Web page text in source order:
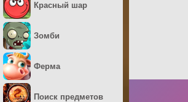
Красный шар
Зомби
Ферма
Поиск предметов